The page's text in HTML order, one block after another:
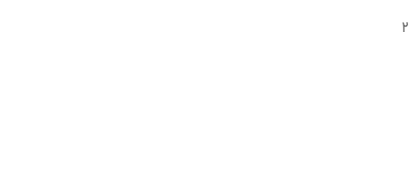
سهم تولید برق نیروگاه‌های تجدیدپذیر از کل برق تولیدی کشور در ۶ ماهه نخست امسال با مجموع ۲